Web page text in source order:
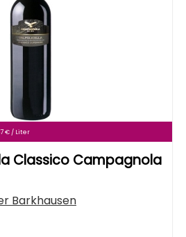
€ / Liter
Classico Campagnola
Barkhausen